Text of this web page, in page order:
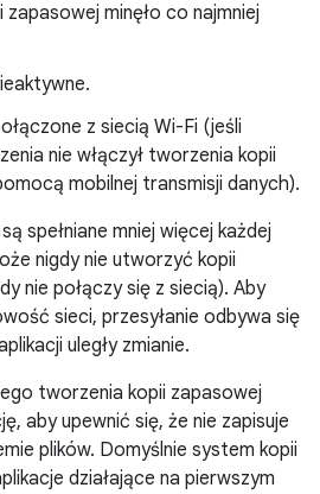
minęło co najmniej
z siecią Wi-Fi (jeśli
nie włączył tworzenia kopii
mobilnej transmisji danych).
spełniane mniej więcej każdej
nigdy nie utworzyć kopii
nie połączy się z siecią). Aby
sieci, przesyłanie odbywa się
uległy zmianie.
tworzenia kopii zapasowej
aby upewnić się, że nie zapisuje
plików. Domyślnie system kopii
działające na pierwszym